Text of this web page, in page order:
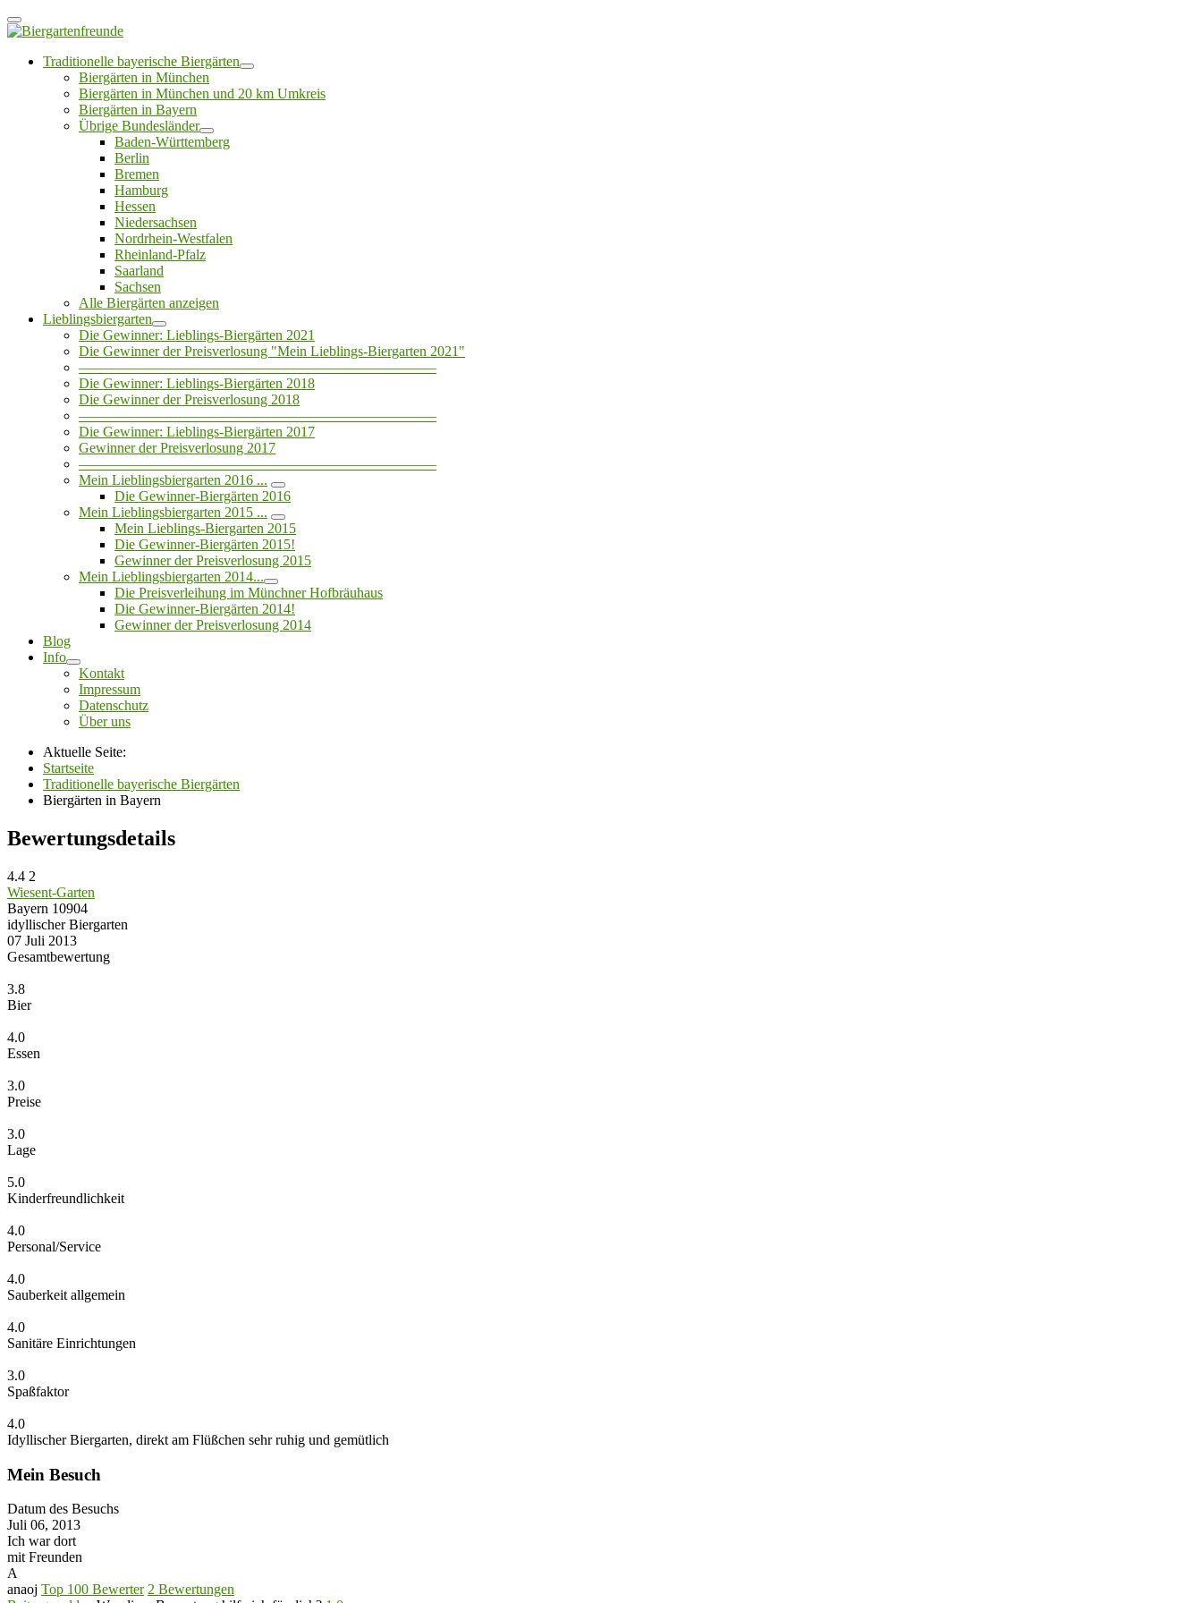
Traditionelle bayerische Biergärten
Biergärten in München
Biergärten in München und 20 km Umkreis
Biergärten in Bayern
Übrige Bundesländer
Baden-Württemberg
Berlin
Bremen
Hamburg
Hessen
Niedersachsen
Nordrhein-Westfalen
Rheinland-Pfalz
Saarland
Sachsen
Alle Biergärten anzeigen
Lieblingsbiergarten
Die Gewinner: Lieblings-Biergärten 2021
Die Gewinner der Preisverlosung "Mein Lieblings-Biergarten 2021"
—————————————————————————
Die Gewinner: Lieblings-Biergärten 2018
Die Gewinner der Preisverlosung 2018
—————————————————————————
Die Gewinner: Lieblings-Biergärten 2017
Gewinner der Preisverlosung 2017
—————————————————————————
Mein Lieblingsbiergarten 2016 ...
Die Gewinner-Biergärten 2016
Mein Lieblingsbiergarten 2015 ...
Mein Lieblings-Biergarten 2015
Die Gewinner-Biergärten 2015!
Gewinner der Preisverlosung 2015
Mein Lieblingsbiergarten 2014...
Die Preisverleihung im Münchner Hofbräuhaus
Die Gewinner-Biergärten 2014!
Gewinner der Preisverlosung 2014
Blog
Info
Kontakt
Impressum
Datenschutz
Über uns
Aktuelle Seite:
Startseite
Traditionelle bayerische Biergärten
Biergärten in Bayern
Bewertungsdetails
4.4 2
Wiesent-Garten
Bayern 10904
idyllischer Biergarten
07 Juli 2013
Gesamtbewertung
3.8
Bier
4.0
Essen
3.0
Preise
3.0
Lage
5.0
Kinderfreundlichkeit
4.0
Personal/Service
4.0
Sauberkeit allgemein
4.0
Sanitäre Einrichtungen
3.0
Spaßfaktor
4.0
Idyllischer Biergarten, direkt am Flüßchen sehr ruhig und gemütlich
Mein Besuch
Datum des Besuchs
Juli 06, 2013
Ich war dort
mit Freunden
A
anaoj Top 100 Bewerter 2 Bewertungen